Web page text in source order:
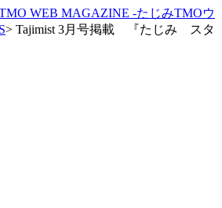
WEB MAGAZINE -たじみTMOウ
> Tajimist 3月号掲載 『たじみ スタ